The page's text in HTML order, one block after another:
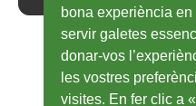
Obre
en
Obre
en
bona experiència
servir galetes
donar-vos
les vostres
visites. En fer clic a